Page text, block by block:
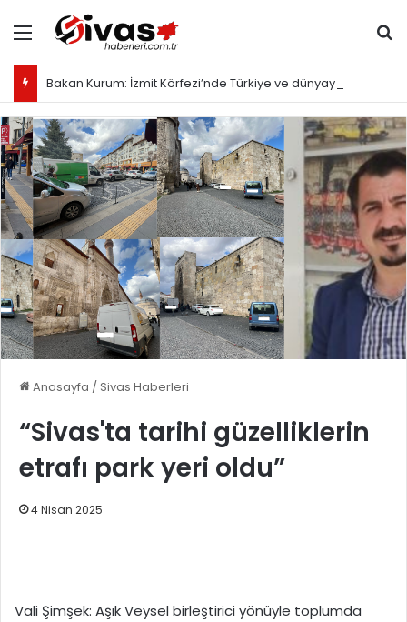
Menü
Anasayfa / Sivas Haberleri
“Sivas'ta tarihi güzelliklerin
etrafı park yeri oldu”
4 Nisan 2025
Vali Şimşek: Aşık Veysel birleştirici yönüyle toplumda